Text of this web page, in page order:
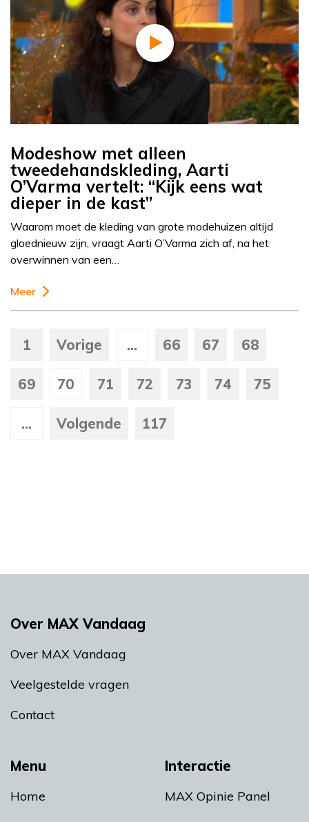
Modeshow met alleen
tweedehandskleding, Aarti
O’Varma vertelt: “Kijk eens wat
dieper in de kast”
Waarom moet de kleding van grote modehuizen altijd
gloednieuw zijn, vraagt Aarti O’Varma zich af, na het
overwinnen van een…
Meer
1 Vorige ... 66 67 68
69 70 71 72 73 74 75
... Volgende 117
Menu
Home
Interactie
MAX Opinie Panel
Over MAX Vandaag
Over MAX Vandaag
Veelgestelde vragen
Contact